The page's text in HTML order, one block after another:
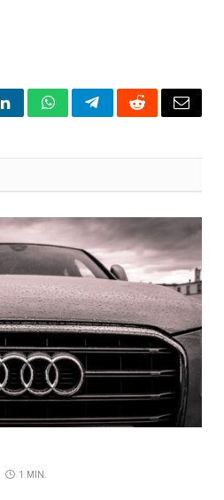
LinkedInWhatsAppTelegramRedditEmail
1 MIN.